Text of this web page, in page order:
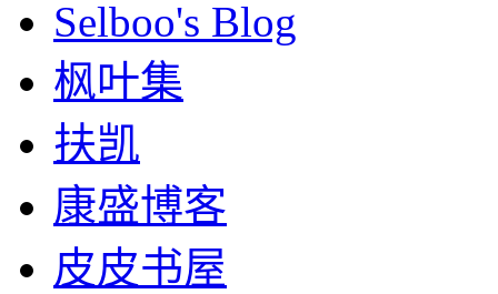
Selboo's Blog
枫叶集
扶凯
康盛博客
皮皮书屋